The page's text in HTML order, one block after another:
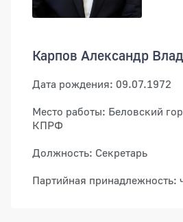
Карпов Александр
Дата рождения: 09.07.1972
Место работы: Беловский
КПРФ
Должность: Секретарь
Партийная